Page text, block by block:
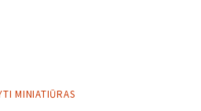
MINIATIŪRAS